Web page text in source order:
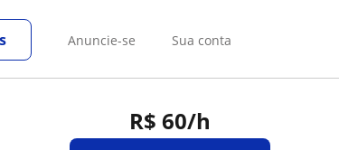
Anuncie-se Sua conta
R$ 60/h